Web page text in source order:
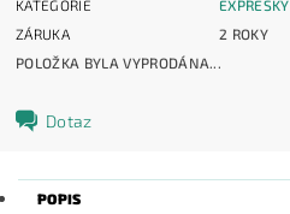
KATEGORIE
EXPRESKY
ZÁRUKA
2 ROKY
POLOŽKA BYLA VYPRODÁNA...
Dotaz
POPIS